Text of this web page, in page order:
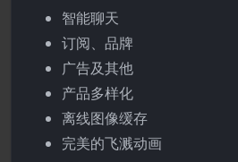
智能聊天
订阅、品牌
广告及其他
产品多样化
离线图像缓存
完美的飞溅动画